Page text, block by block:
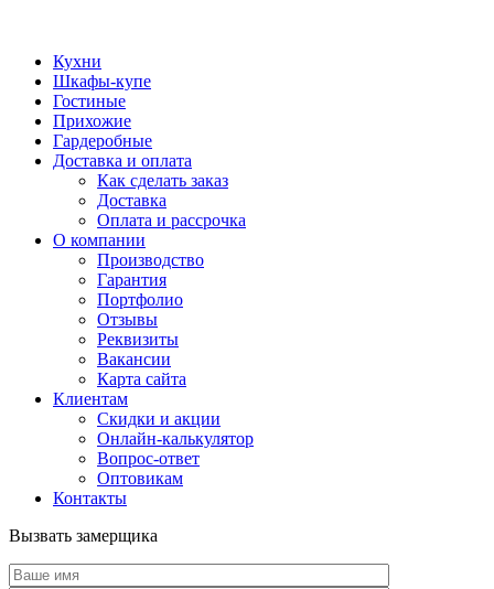
Кухни
Шкафы-купе
Гостиные
Прихожие
Гардеробные
Доставка и оплата
Как сделать заказ
Доставка
Оплата и рассрочка
О компании
Производство
Гарантия
Портфолио
Отзывы
Реквизиты
Вакансии
Карта сайта
Клиентам
Скидки и акции
Онлайн-калькулятор
Вопрос-ответ
Оптовикам
Контакты
Вызвать замерщика